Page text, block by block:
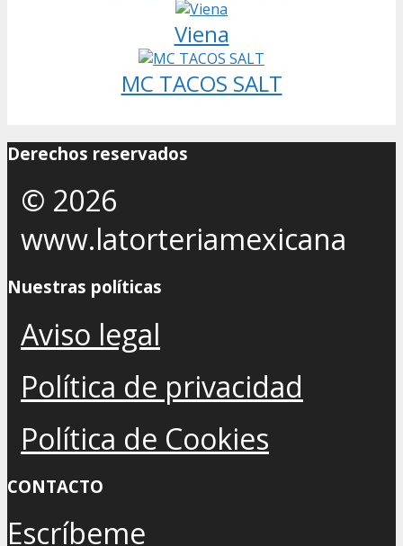
Viena
MC TACOS SALT
Derechos reservados
© 2026
www.latorteriamexicana
Nuestras políticas
Aviso legal
Política de privacidad
Política de Cookies
CONTACTO
Escríbeme